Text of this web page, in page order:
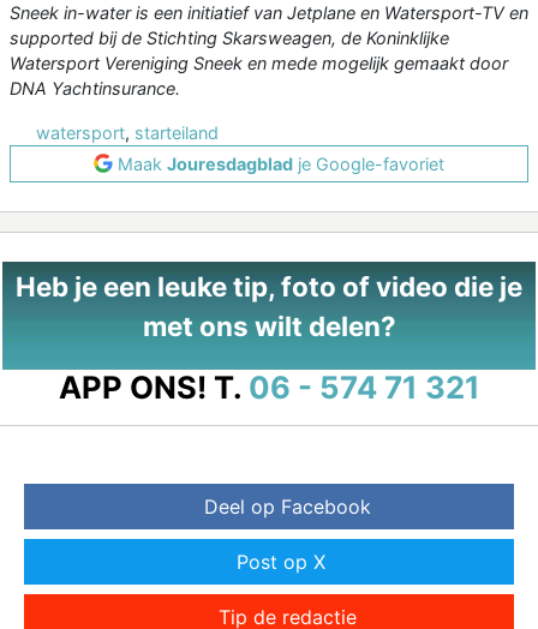
Sneek in-water is een initiatief van Jetplane en Watersport-TV en
supported bij de Stichting Skarsweagen, de Koninklijke
Watersport Vereniging Sneek en mede mogelijk gemaakt door
DNA Yachtinsurance.
watersport, starteiland
Maak Jouresdagblad je Google-favoriet
Heb je een leuke tip, foto of video die je
met ons wilt delen?
APP ONS! T. 06 - 574 71 321
Deel op Facebook
Post op X
Tip de redactie